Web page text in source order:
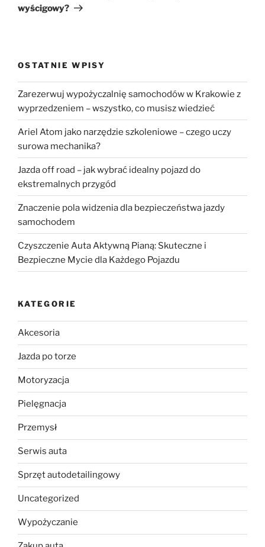
wyścigowy?
OSTATNIE WPISY
Zarezerwuj wypożyczalnię samochodów w Krakowie z
wyprzedzeniem – wszystko, co musisz wiedzieć
Ariel Atom jako narzędzie szkoleniowe – czego uczy
surowa mechanika?
Jazda off road – jak wybrać idealny pojazd do
ekstremalnych przygód
Znaczenie pola widzenia dla bezpieczeństwa jazdy
samochodem
Czyszczenie Auta Aktywną Pianą: Skuteczne i
Bezpieczne Mycie dla Każdego Pojazdu
KATEGORIE
Akcesoria
Jazda po torze
Motoryzacja
Pielęgnacja
Przemysł
Serwis auta
Sprzęt autodetailingowy
Uncategorized
Wypożyczanie